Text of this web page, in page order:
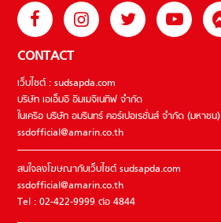
CONTACT
เว็บไซต์ : sudsapda.com
บริษัท เอเอ็มอี อิมเมจิเนทีฟ จำกัด
ในเครือ บริษัท อมรินทร์ คอร์เปอเรชั่นส์ จำกัด (มหาชน)
ssdofficial@amarin.co.th
สนใจลงโฆษณากับเว็บไซต์ sudsapda.com
ssdofficial@amarin.co.th
Tel : 02-422-9999 ต่อ 4844